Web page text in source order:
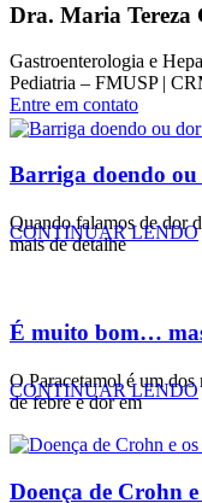
Dra. Maria Tereza
Gastroenterologia e
Pediatria – FMUSP |
Entre em contato
Barriga doendo
Quando falamos de dor
mais de detalhe
CONTINUAR LENDO
É muito bom…
O Paracetamol é um dos
de febre e dor em
CONTINUAR LENDO
Doença de Crohn